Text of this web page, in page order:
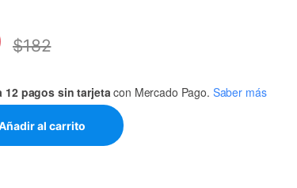
$182
12 pagos sin tarjeta con Mercado Pago. Saber más
al carrito